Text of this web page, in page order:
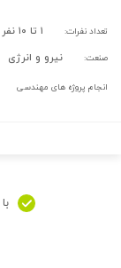
تعداد نفرات: ۱ تا ۱۰ نفر
صنعت: نیرو و انرژی
انجام پروژه های مهندسی
با